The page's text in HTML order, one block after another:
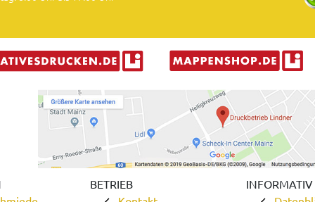
BETRIEB
INFORMATIV